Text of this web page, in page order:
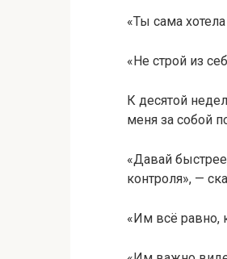
«Ты сама
«Не строй из
К десятой
меня за собой
«Давай
контроля», —
«Им всё равно,